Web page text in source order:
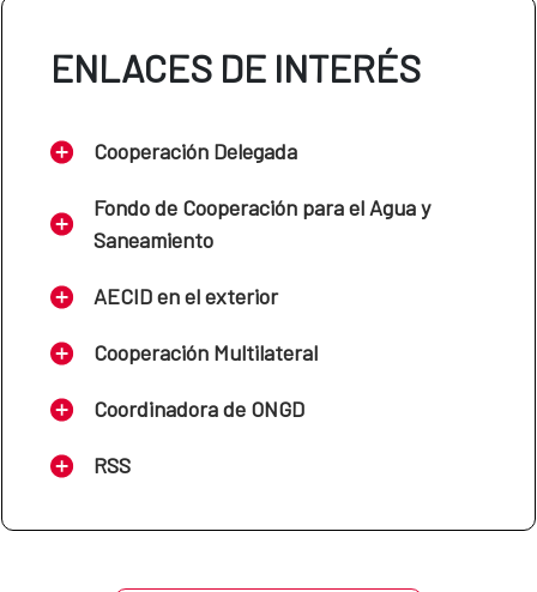
ENLACES DE INTERÉS
Cooperación Delegada
Fondo de Cooperación para el Agua y
Saneamiento
AECID en el exterior
Cooperación Multilateral
Coordinadora de ONGD
RSS